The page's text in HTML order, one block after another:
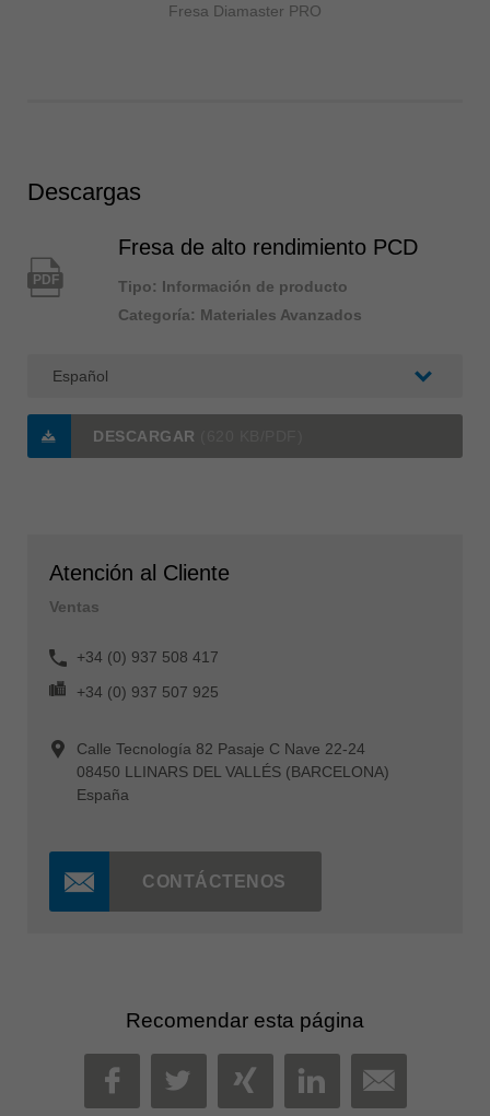
Fresa Diamaster PRO
Descargas
PDF
Fresa de alto rendimiento PCD
Tipo: Información de producto
Categoría: Materiales Avanzados
DESCARGAR
Atención al Cliente
Ventas
+34 (0) 937 508 417
+34 (0) 937 507 925
Calle Tecnología 82 Pasaje C Nave 22-24
08450 LLINARS DEL VALLÉS (BARCELONA)
España
CONTÁCTENOS
Recomendar esta página
FACEBOOK
TWITTER
XINGLINKEDIN
MAIL